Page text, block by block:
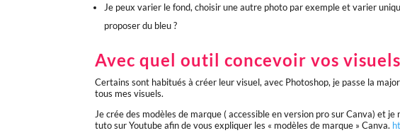
Je peux varier le fond, choisir une autre photo par exemple et varier
proposer du bleu ?
Avec quel outil concevoir vos
Certains sont habitués à créer leur visuel, avec Photoshop, je passe la
tous mes visuels.
Je crée des modèles de marque ( accessible en version pro sur Canva) et
tuto sur Youtube afin de vous expliquer les « modèles de marque » Canva.